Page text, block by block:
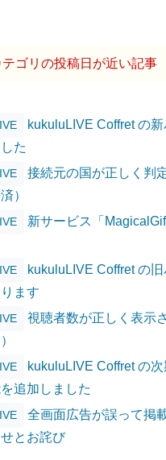
ゴリの投稿日が近い記事
kukuluLIVE Coffret の
た
接続元の国が正しく判
）
新サービス「
kukuluLIVE Coffret の
ます
視聴者数が正しく表示
kukuluLIVE Coffret の
追加しました
全画面広告が誤って掲
とお詫び